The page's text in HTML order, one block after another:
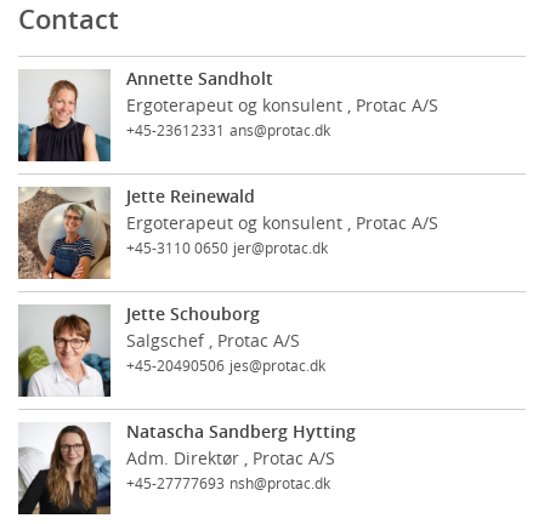
Contact
Annette Sandholt
Ergoterapeut og konsulent , Protac A/S
+45-23612331 ans@protac.dk
Jette Reinewald
Ergoterapeut og konsulent , Protac A/S
+45-3110 0650 jer@protac.dk
Jette Schouborg
Salgschef , Protac A/S
+45-20490506 jes@protac.dk
Natascha Sandberg Hytting
Adm. Direktør , Protac A/S
+45-27777693 nsh@protac.dk